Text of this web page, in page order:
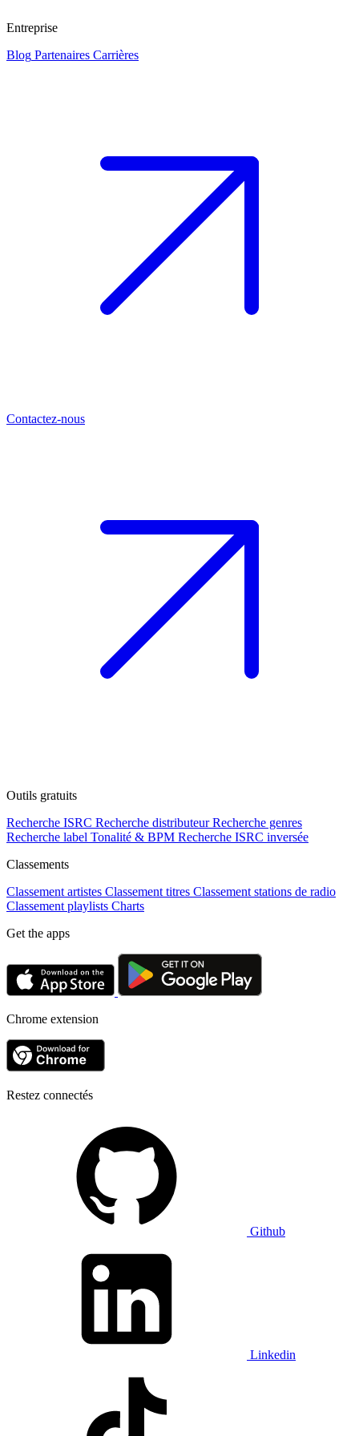
Entreprise
Blog Partenaires Carrières
Contactez-nous
Outils gratuits
Recherche ISRC Recherche distributeur Recherche genres
Recherche label Tonalité & BPM Recherche ISRC inversée
Classements
Classement artistes Classement titres Classement stations de radio
Classement playlists Charts
Get the apps
Chrome extension
Restez connectés
Github
Linkedin